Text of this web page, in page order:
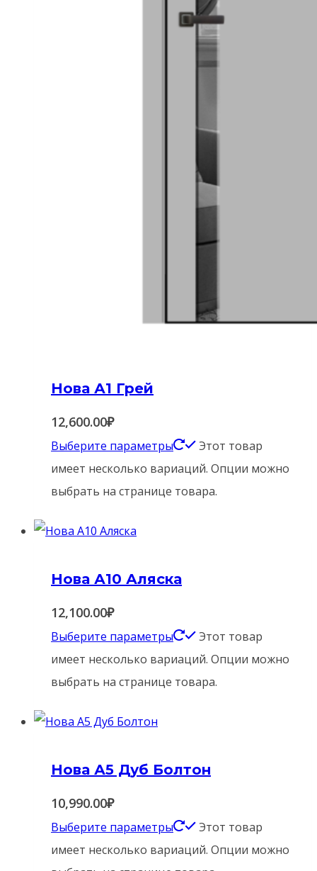
Нова А1 Грей
12,600.00₽
Выберите параметры
Этот товар
имеет несколько вариаций. Опции можно
выбрать на странице товара.
Нова А10 Аляска
12,100.00₽
Выберите параметры
Этот товар
имеет несколько вариаций. Опции можно
выбрать на странице товара.
Нова А5 Дуб Болтон
10,990.00₽
Выберите параметры
Этот товар
имеет несколько вариаций. Опции можно